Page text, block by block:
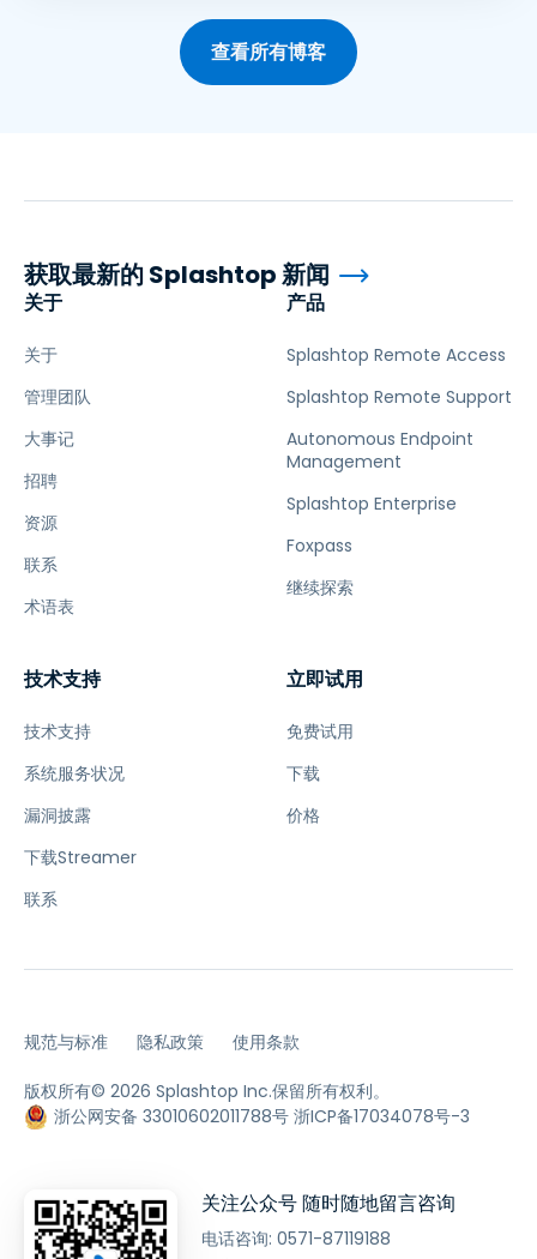
查看所有博客
关于
关于
管理团队
大事记
招聘
资源
联系
术语表
产品
Splashtop Remote Access
Splashtop Remote Support
Autonomous Endpoint
Management
Splashtop Enterprise
Foxpass
继续探索
技术支持
技术支持
系统服务状况
漏洞披露
下载Streamer
联系
立即试用
免费试用
下载
价格
获取最新的 Splashtop 新闻
规范与标准 隐私政策 使用条款
版权所有© 2026 Splashtop Inc.保留所有权利。
浙公网安备 33010602011788号 浙ICP备17034078号-3
关注公众号 随时随地留言咨询
电话咨询: 0571-87119188